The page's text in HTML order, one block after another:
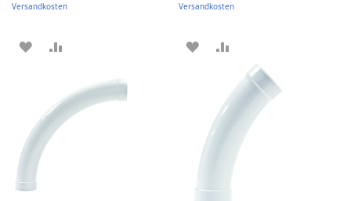
Versandkosten
ZUR
HINZUFÜGEN
HINZUFÜGEN
Versandkosten
ZUR
WUNSCHLISTE
HINZUFÜGEN
VERGLEICHSLISTE
HINZUFÜGEN